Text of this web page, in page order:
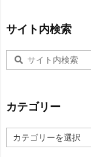
サイト内検索
カテゴリー
テ